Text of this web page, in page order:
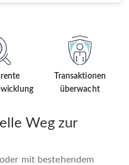
Transaktionen
überwacht
Weg zur
mit bestehendem